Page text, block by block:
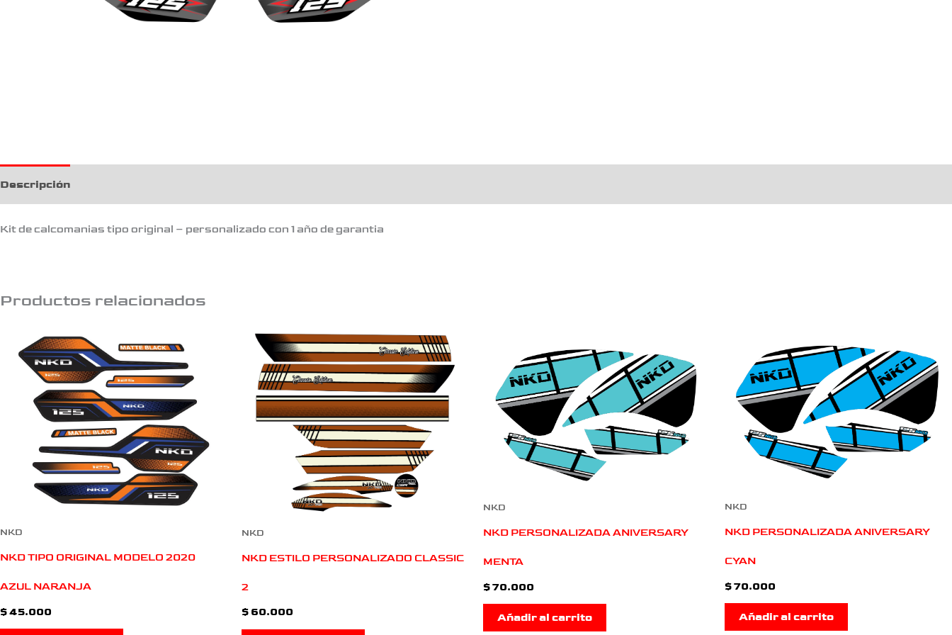
Descripción
Kit de calcomanias tipo original – personalizado con 1 año de garantia
Productos relacionados
NKD
NKD TIPO ORIGINAL MODELO 2020
AZUL NARANJA
$45.000
NKD
NKD ESTILO PERSONALIZADO CLASSIC
2
$ 60.000
NKD
NKD PERSONALIZADA ANIVERSARY
MENTA
$70.000
Añadir al carrito
NKD
NKD PERSONALIZADA ANIVERSARY
CYAN
$70.000
Añadir al carrito